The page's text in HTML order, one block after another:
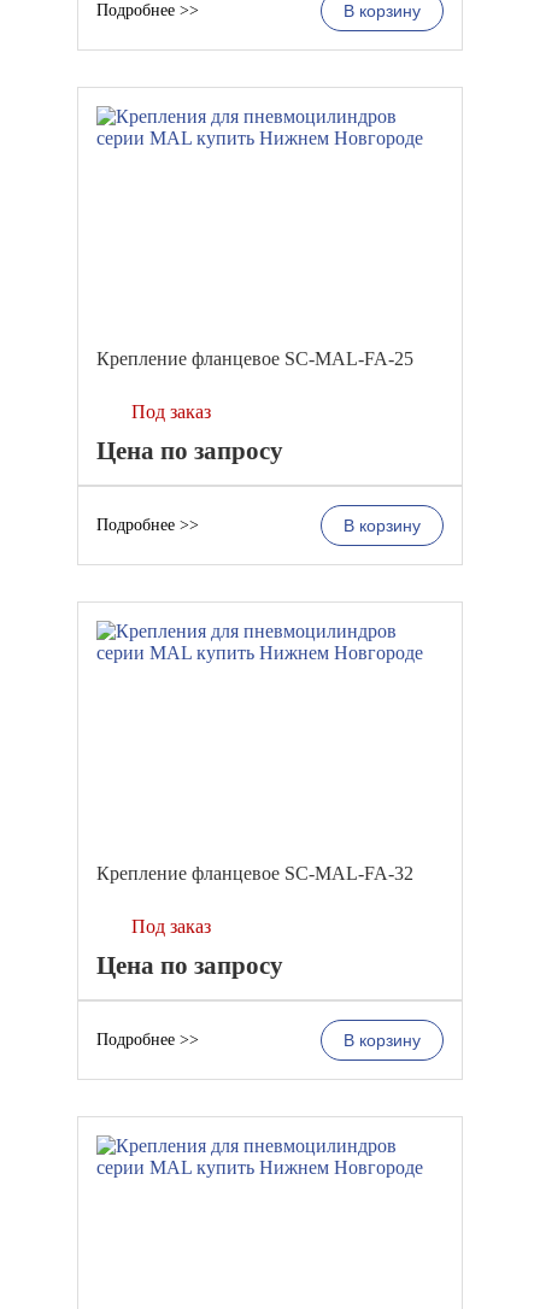
В корзину
Подробнее >>
Крепление фланцевое SC-MAL-FA-25
Под заказ
Цена по запросу
В корзину
Подробнее >>
Крепление фланцевое SC-MAL-FA-32
Под заказ
Цена по запросу
В корзину
Подробнее >>